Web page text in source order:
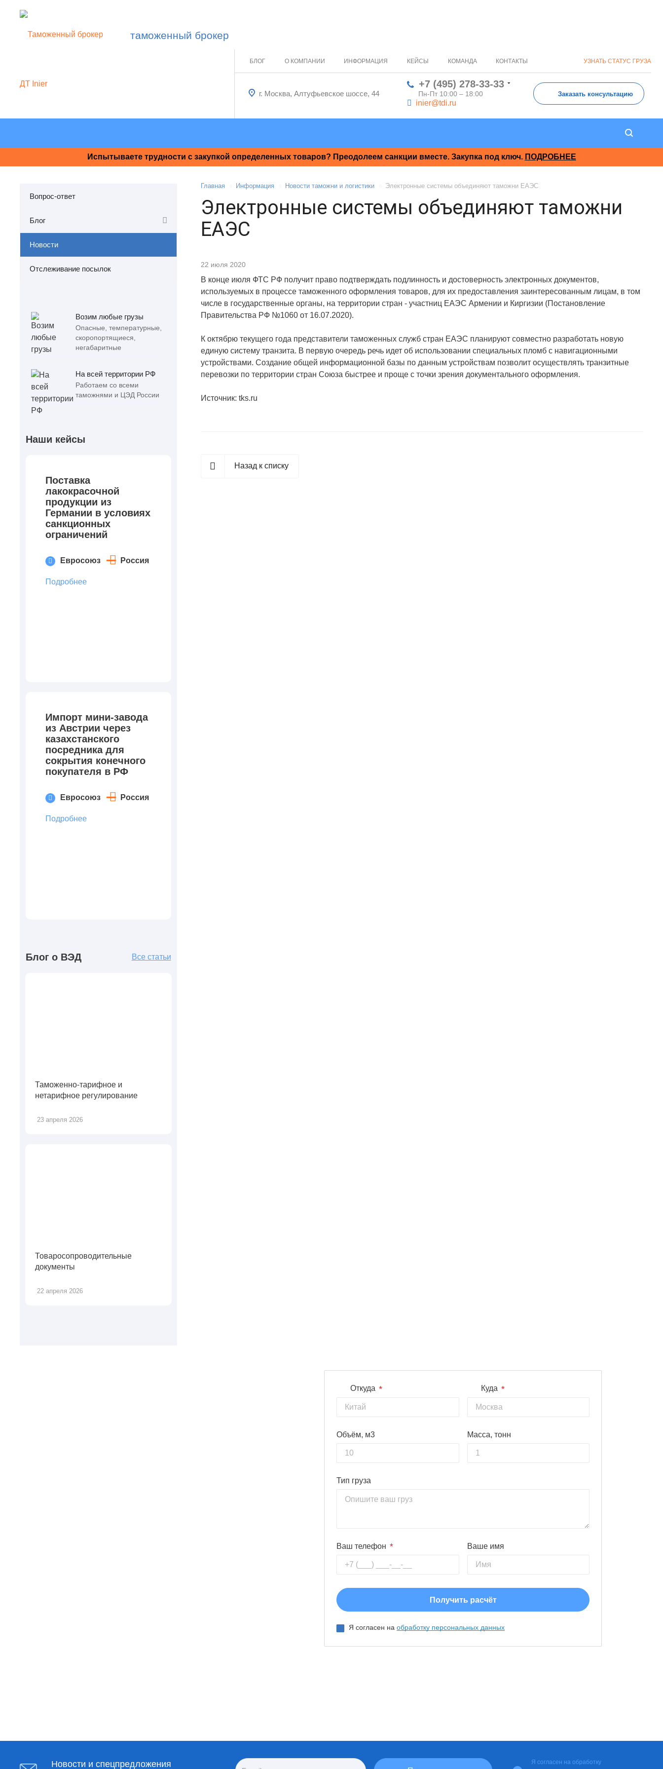
таможенный брокер
г. Москва, Алтуфьевское шоссе, 44
+7 (495) 278-33-33
Пн-Пт 10:00 – 18:00
inier@tdi.ru
Заказать консультацию
БЛОГ О КОМПАНИИ ИНФОРМАЦИЯ КЕЙСЫ КОМАНДА КОНТАКТЫ УЗНАТЬ СТАТУС ГРУЗА
Испытываете трудности с закупкой определенных товаров? Преодолеем санкции вместе. Закупка под ключ. ПОДРОБНЕЕ
Главная Информация Новости таможни и логистики Электронные системы объединяют таможни ЕАЭС
Электронные системы объединяют таможни
ЕАЭС
22 июля 2020
В конце июля ФТС РФ получит право подтверждать подлинность и достоверность электронных документов,
используемых в процессе таможенного оформления товаров, для их предоставления заинтересованным лицам, в том
числе в государственные органы, на территории стран - участниц ЕАЭС Армении и Киргизии (Постановление
Правительства РФ №1060 от 16.07.2020).
К октябрю текущего года представители таможенных служб стран ЕАЭС планируют совместно разработать новую
единую систему транзита. В первую очередь речь идет об использовании специальных пломб с навигационными
устройствами. Создание общей информационной базы по данным устройствам позволит осуществлять транзитные
перевозки по территории стран Союза быстрее и проще с точки зрения документального оформления.
Источник: tks.ru
Назад к списку
Вопрос-ответ
Блог
Новости
Отслеживание посылок
Возим любые грузы
Опасные, температурные,
скоропортящиеся,
негабаритные
На всей территории РФ
Работаем со всеми
таможнями и ЦЭД России
Наши кейсы
Поставка
лакокрасочной
продукции из
Германии в условиях
санкционных
ограничений
Евросоюз Россия
Подробнее
Импорт мини-завода
из Австрии через
казахстанского
посредника для
сокрытия конечного
покупателя в РФ
Евросоюз Россия
Подробнее
Все статьи
Блог о ВЭД
23 апреля 2026
Таможенно-тарифное и
нетарифное регулирование
22 апреля 2026
Товаросопроводительные
документы
Откуда * Куда *
Объём, м3 Масса, тонн
Тип груза
Ваш телефон * Ваше имя
Я согласен на обработку персональных данных
Новости и спецпредложения Я согласен наобработку